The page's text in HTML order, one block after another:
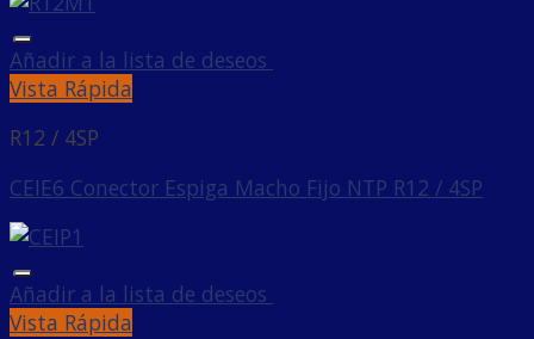
Añadir a la lista de deseos
Vista Rápida
R12 / 4SP
CEIE6 Conector Espiga Macho Fijo NTP R12 / 4SP
Añadir a la lista de deseos
Vista Rápida